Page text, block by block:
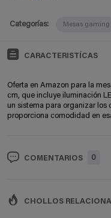
Categorías: Mesas gaming
CARACTERISTÍCAS
Oferta en Amazon para la
cm, que incluye iluminación
un sistema para organizar los
proporciona comodidad en
COMENTARIOS 0
CHOLLOS